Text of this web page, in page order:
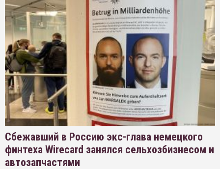
Сбежавший в Россию экс-глава немецкого
финтеха Wirecard занялся сельхозбизнесом и
автозапчастями